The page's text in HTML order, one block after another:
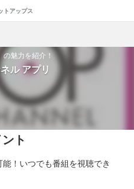
トアップス
の魅力を紹介！
ル アプリ
ト
！いつでも番組を視聴でき